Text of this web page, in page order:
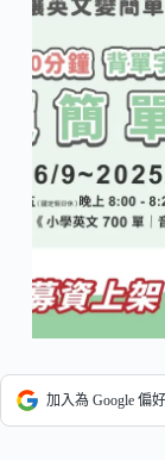
加入為 Google 偏